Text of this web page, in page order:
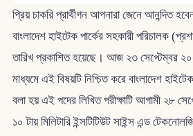
প্রিয় চাকরি প্রার্থীগন আপনারা জেনে আনন্দিত
বাংলাদেশ হাইটেক পার্কের সহকারী পরিচালক
তারিখ প্রকাশিত হয়েছে। আজ ২৩ সেপ্টেম্বর
মাধ্যমে এই বিষয়টি নিশ্চিত করে বাংলাদেশ
বলা হয় এই পদের লিখিত পরীক্ষাটি আগামী ২৮
১০ টায় মিলিটারি ইন্সটিটিউট সাইন্স এন্ড